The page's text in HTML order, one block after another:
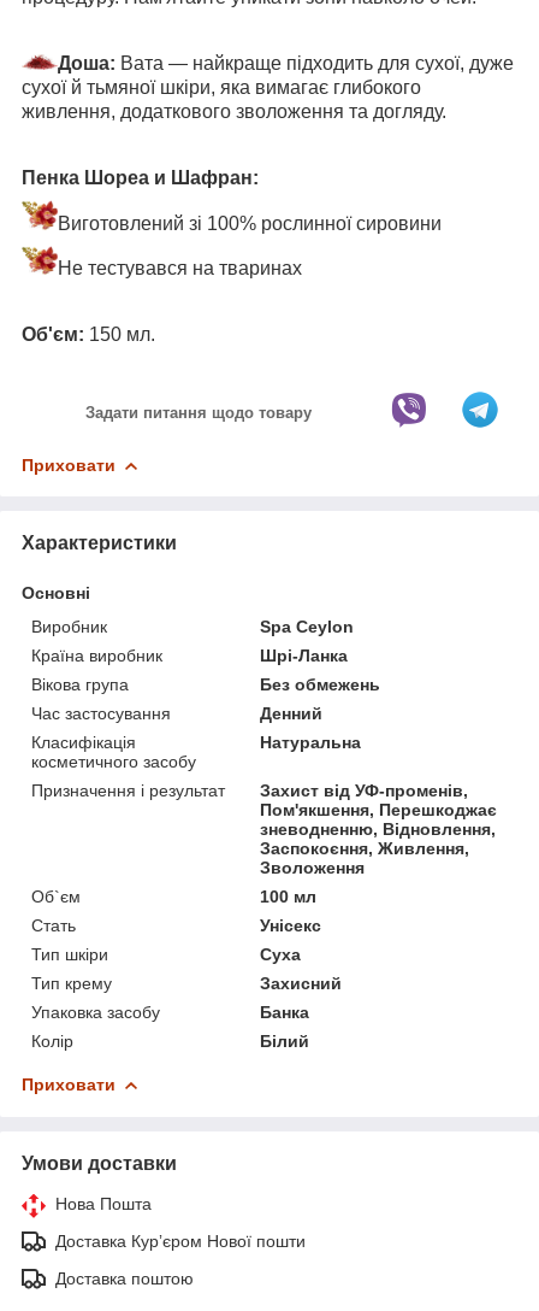
Доша: Вата — найкраще підходить для сухої, дуже
сухої й тьмяної шкіри, яка вимагає глибокого
живлення, додаткового зволоження та догляду.
Пенка Шореа и Шафран:
Виготовлений зі 100% рослинної сировини
Не тестувався на тваринах
Об'єм: 150 мл.
Задати питання щодо товару
Приховати
Характеристики
Основні
Виробник
Spa Ceylon
Країна виробник
Шрі-Ланка
Вікова група
Без обмежень
Час застосування
Денний
Класифікація
косметичного засобу
Натуральна
Призначення і результат
Захист від УФ-променів,
Пом'якшення, Перешкоджає
зневодненню, Відновлення,
Заспокоєння, Живлення,
Зволоження
Об`єм
100 мл
Стать
Унісекс
Тип шкіри
Суха
Тип крему
Захисний
Упаковка засобу
Банка
Колір
Білий
Приховати
Умови доставки
Нова Пошта
Доставка Курʼєром Нової пошти
Доставка поштою